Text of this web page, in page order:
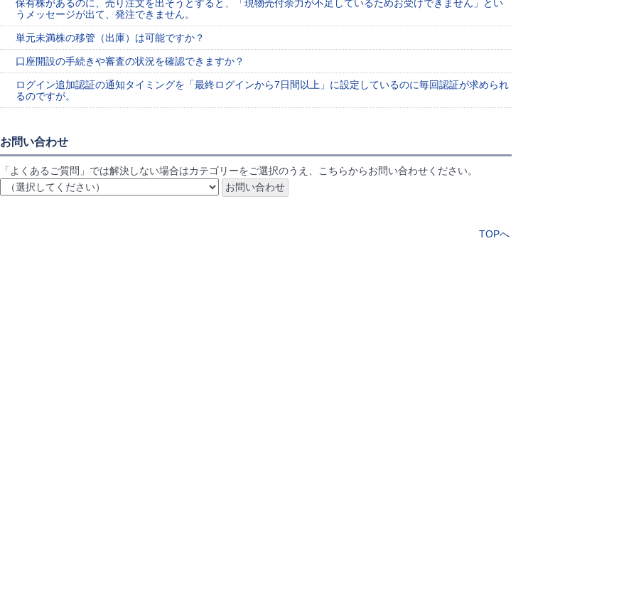
保有株があるのに、売り注文を出そうとすると、「現物売付余力が不足しているためお受けできません」とい
うメッセージが出て、発注できません。
単元未満株の移管（出庫）は可能ですか？
口座開設の手続きや審査の状況を確認できますか？
ログイン追加認証の通知タイミングを「最終ログインから7日間以上」に設定しているのに毎回認証が求められ
るのですが。
お問い合わせ
「よくあるご質問」では解決しない場合はカテゴリーをご選択のうえ、こちらからお問い合わせください。
TOPへ